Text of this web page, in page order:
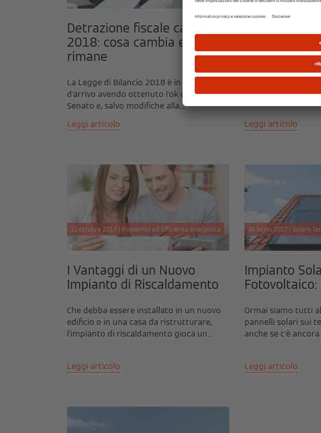
Detrazione fiscale caldaia
2018: cosa cambia e cosa
rimane
La Legge di Bilancio 2018 è in dirittura
d'arrivo avendo ottenuto l'ok da parte del
Senato e, salvo modifiche alla...
Leggi articolo
Fare se
L'acqua calda
mentre fai la
repentini sbalzi
Leggi articolo
11 ottobre 2017 | Risparmio ed Efficienza energetica
I Vantaggi di un Nuovo
Impianto di Riscaldamento
Che debba essere installato in un nuovo
edificio o in una casa da ristrutturare,
l’impianto di riscaldamento gioca un...
Leggi articolo
26 luglio 2017 | Solare
Impianto
Fotovoltaico:
Ormai siamo tutti
pannelli solari sui
anche se c'è
Leggi articolo